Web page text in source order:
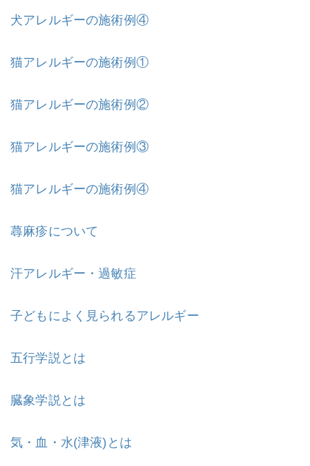
犬アレルギーの施術例④
猫アレルギーの施術例①
猫アレルギーの施術例②
猫アレルギーの施術例③
猫アレルギーの施術例④
蕁麻疹について
汗アレルギー・過敏症
子どもによく見られるアレルギー
五行学説とは
臓象学説とは
気・血・水(津液)とは